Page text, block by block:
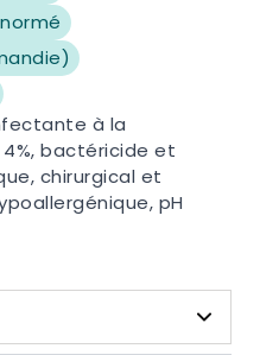
à la
bactéricide et
chirurgical et
pH